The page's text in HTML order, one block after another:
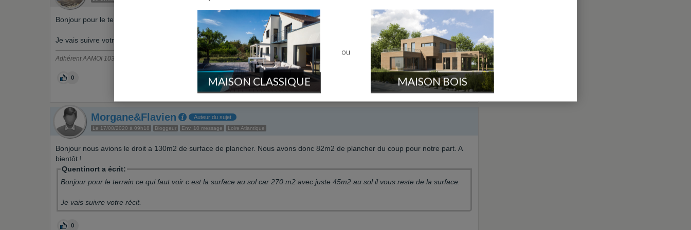
Bonjour pour le terrain ce qui faut voir c est la surface au sol car 270 m2 avec juste 45m2 au sol il vous reste de la surface.
Je vais suivre votre récit.
Adhérent AAMOI 10362
0
Morgane&Flavien Auteur du sujet
Le 17/08/2020 à 09h18 Bloggeur Env. 10 message Loire Atlantique
Bonjour nous avions le droit a 130m2 de surface de plancher. Nous avons donc 82m2 de plancher du coup pour notre part. A
bientôt !
Quentinort a écrit:
Bonjour pour le terrain ce qui faut voir c est la surface au sol car 270 m2 avec juste 45m2 au sol il vous reste de la surface.
Je vais suivre votre récit.
0
MAISON CLASSIQUE
ou
MAISON BOIS